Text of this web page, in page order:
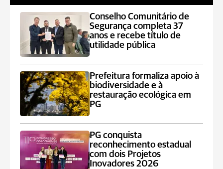
Conselho Comunitário de
Segurança completa 37
anos e recebe título de
utilidade pública
Prefeitura formaliza apoio à
biodiversidade e à
restauração ecológica em
PG
PG conquista
reconhecimento estadual
com dois Projetos
Inovadores 2026